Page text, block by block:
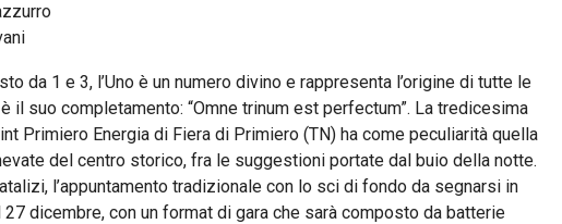
da 1 e 3, l’Uno è un numero divino e rappresenta l’origine di tutte le
il suo completamento: “Omne trinum est perfectum”. La tredicesima
Primiero Energia di Fiera di Primiero (TN) ha come peculiarità quella
del centro storico, fra le suggestioni portate dal buio della notte.
l’appuntamento tradizionale con lo sci di fondo da segnarsi in
dicembre, con un format di gara che sarà composto da batterie